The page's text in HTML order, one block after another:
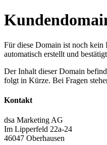
Für diese Domain ist noch
automatisch erstellt und
Der Inhalt dieser Domain
folgt in Kürze. Bei Fragen
Kontakt
dsa Marketing AG
Im Lipperfeld 22a-24
46047 Oberhausen